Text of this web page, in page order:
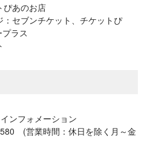
ぴあのお店
セブンチケット、チケットぴ
ラス
ンフォメーション
(営業時間：休日を除く月～金